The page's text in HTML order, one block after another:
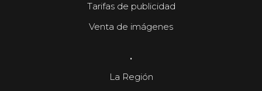
Tarifas de publicidad
Venta de imágenes
.
La Región